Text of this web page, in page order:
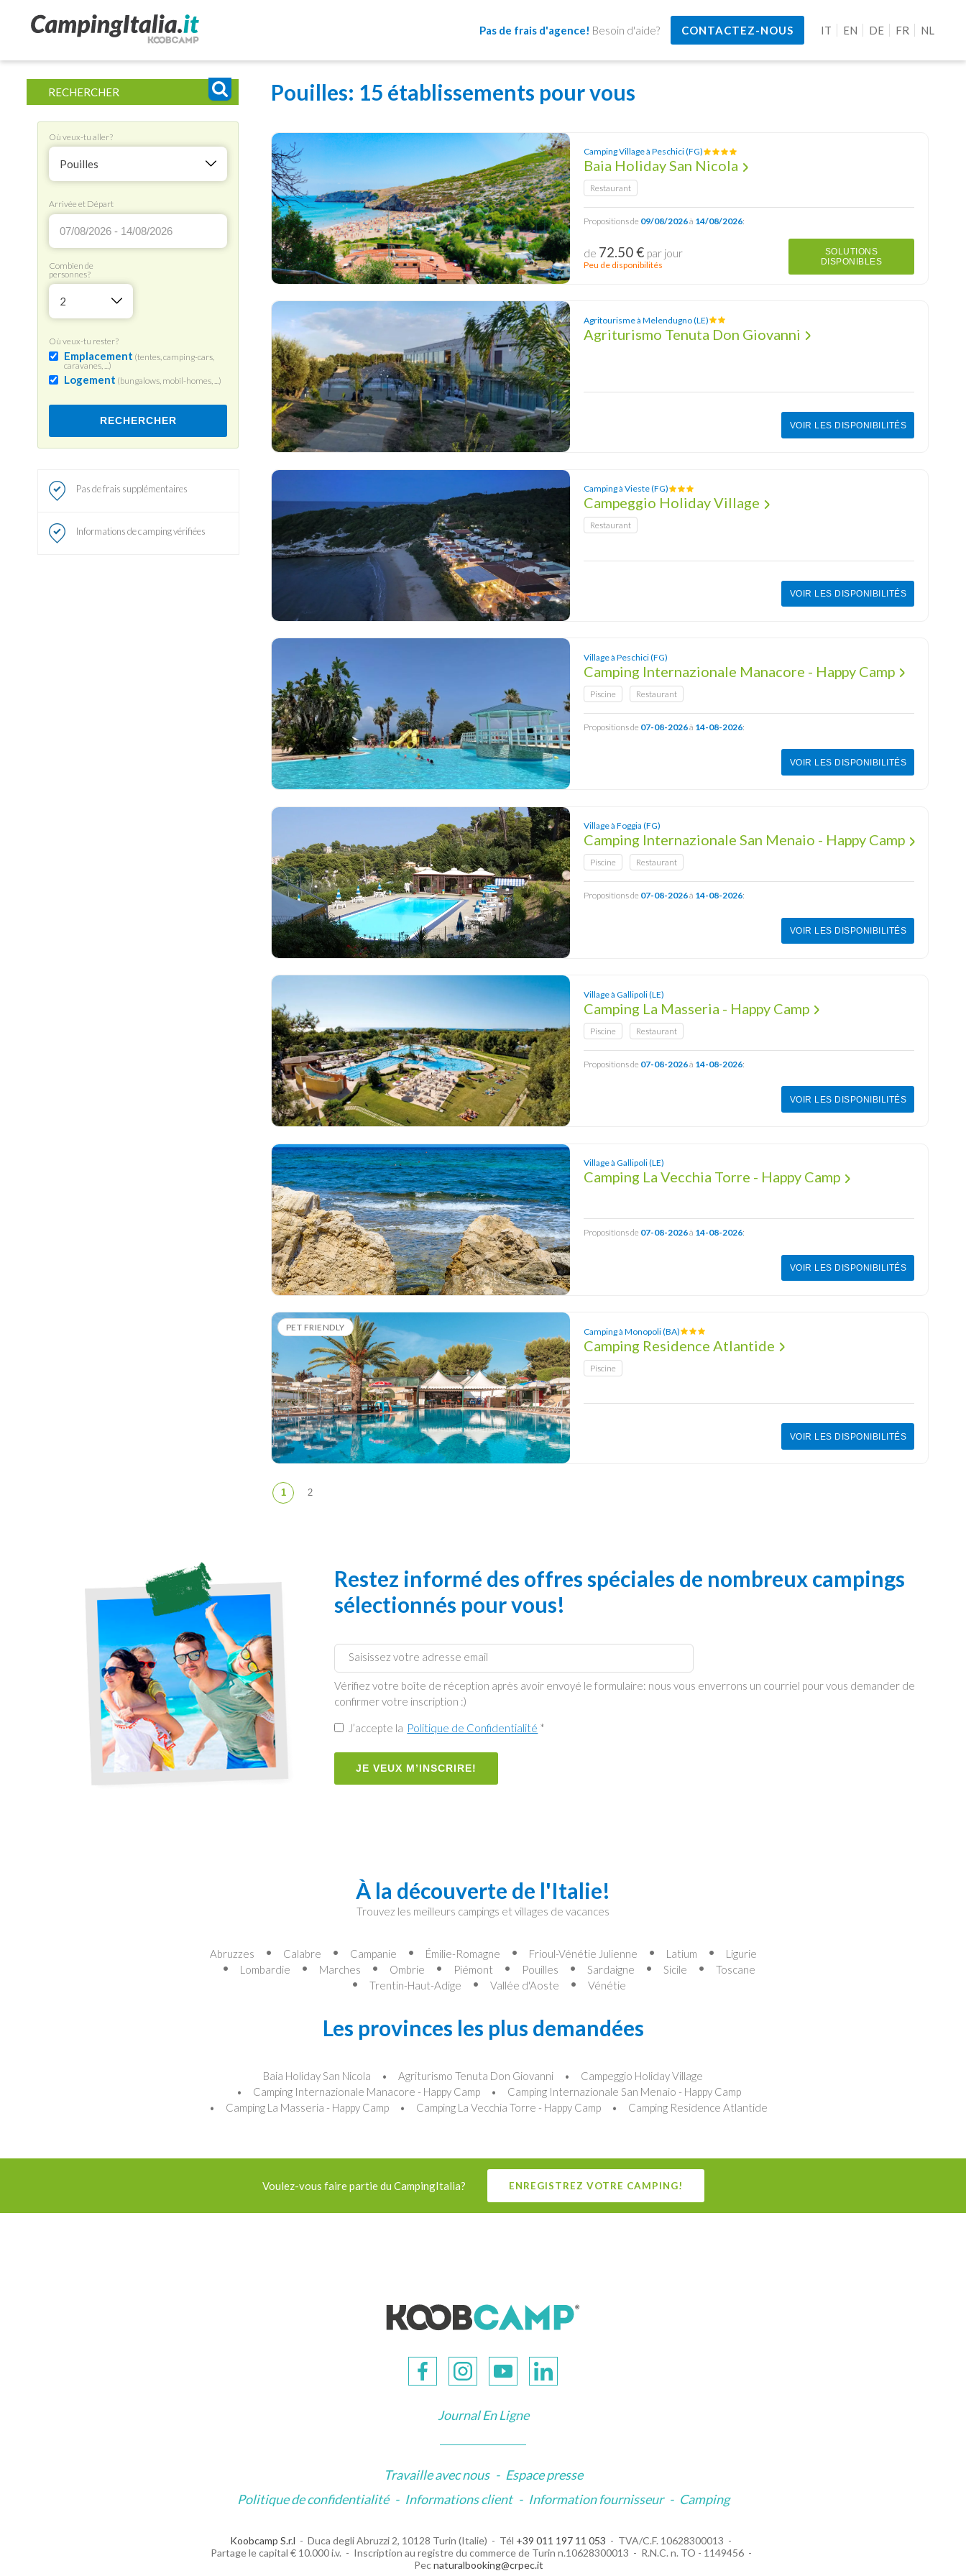
Pas de frais d'agence! Besoin d'aide? CONTACTEZ-NOUS IT EN DE FR NL
RECHERCHER
Où veux-tu aller?
Pouilles
Arrivée et Départ
Combien de
personnes?
2
Où veux-tu rester?
Emplacement (tentes, camping-cars,
caravanes, ...)
Logement (bungalows, mobil-homes, ...)
RECHERCHER
Pas de frais supplémentaires
Informations de camping vérifiées
Pouilles: 15 établissements pour vous
Camping Village à Peschici (FG)
Baia Holiday San Nicola
Restaurant
Propositions de 09/08/2026à 14/08/2026:
de 72.50 € par jour
Peu de disponibilités
SOLUTIONS
DISPONIBLES
Agritourisme à Melendugno (LE)
Agriturismo Tenuta Don Giovanni
VOIR LES DISPONIBILITÉS
Camping à Vieste (FG)
Campeggio Holiday Village
Restaurant
VOIR LES DISPONIBILITÉS
Village à Peschici (FG)
Camping Internazionale Manacore - Happy Camp
Piscine Restaurant
Propositions de 07-08-2026à 14-08-2026:
VOIR LES DISPONIBILITÉS
Village à Foggia (FG)
Camping Internazionale San Menaio - Happy Camp
Piscine Restaurant
Propositions de 07-08-2026à 14-08-2026:
VOIR LES DISPONIBILITÉS
Village à Gallipoli (LE)
Camping La Masseria - Happy Camp
Piscine Restaurant
Propositions de 07-08-2026à 14-08-2026:
VOIR LES DISPONIBILITÉS
Village à Gallipoli (LE)
Camping La Vecchia Torre - Happy Camp
Propositions de 07-08-2026à 14-08-2026:
VOIR LES DISPONIBILITÉS
PET FRIENDLY Camping à Monopoli (BA)
Camping Residence Atlantide
Piscine
VOIR LES DISPONIBILITÉS
Restez informé des offres spéciales de nombreux campings
sélectionnés pour vous!
Vérifiez votre boîte de réception après avoir envoyé le formulaire: nous vous enverrons un courriel pour vous demander de
confirmer votre inscription :)
J’accepte la Politique de Confidentialité *
JE VEUX M’INSCRIRE!
À la découverte de l'Italie!
Trouvez les meilleurs campings et villages de vacances
Abruzzes Calabre Campanie Émilie-Romagne Frioul-Vénétie Julienne Latium
Ligurie
Lombardie
Marches Ombrie Piémont Pouilles Sardaigne Sicile
Toscane
Trentin-Haut-Adige
Vallée d'Aoste Vénétie
Les provinces les plus demandées
Baia Holiday San Nicola Agriturismo Tenuta Don Giovanni
Campeggio Holiday Village
Camping Internazionale Manacore - Happy Camp
Camping Internazionale San Menaio - Happy Camp
Camping La Masseria - Happy Camp
Camping La Vecchia Torre - Happy Camp Camping Residence Atlantide
Voulez-vous faire partie du CampingItalia? ENREGISTREZ VOTRE CAMPING!
Journal En Ligne
Travaille avec nous - Espace presse
Politique de confidentialité - Informations client - Information fournisseur - Camping
Koobcamp S.r.l Duca degli Abruzzi 2, 10128 Turin (Italie) Tél +39 011 197 11 053
TVA/C.F. 10628300013
Partage le capital € 10.000 i.v.
Inscription au registre du commerce de Turin n.10628300013
R.N.C. n. TO - 1149456
Pecnaturalbooking@crpec.it